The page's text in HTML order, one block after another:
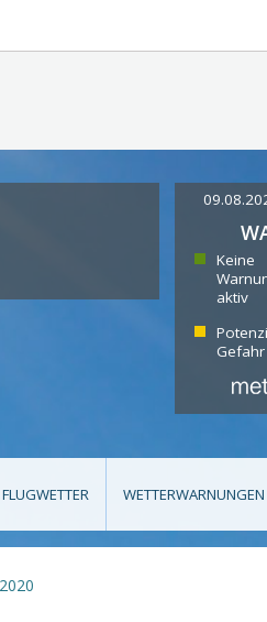
Keine
aktiv
Gefahr
FLUGWETTER WETTERWARNUNGEN
2020